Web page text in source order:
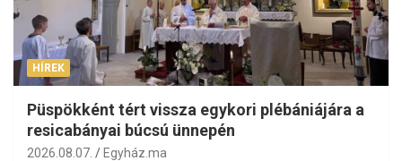
HÍREK
Püspökként tért vissza egykori plébániájára a
resicabányai búcsú ünnepén
2026.08.07. Egyház.ma